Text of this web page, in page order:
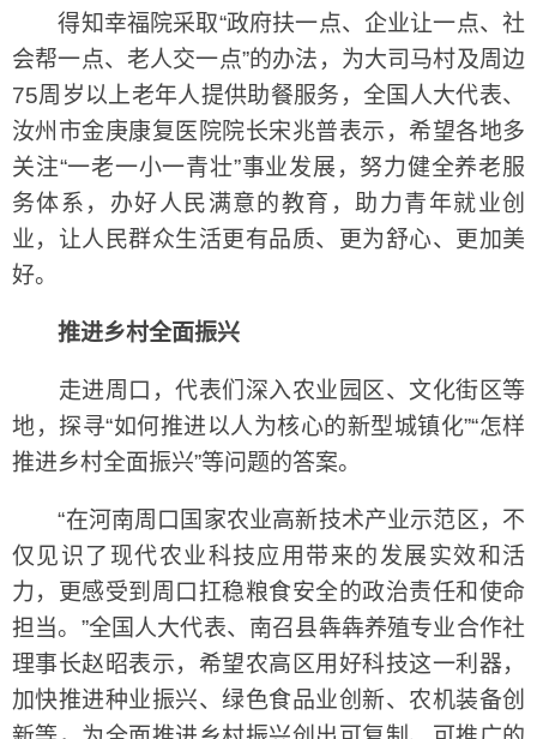
得知幸福院采取“政府扶一点、企业让一点、社
会帮一点、老人交一点”的办法，为大司马村及周边
75周岁以上老年人提供助餐服务，全国人大代表、
汝州市金庚康复医院院长宋兆普表示，希望各地多
关注“一老一小一青壮”事业发展，努力健全养老服
务体系，办好人民满意的教育，助力青年就业创
业，让人民群众生活更有品质、更为舒心、更加美
好。
推进乡村全面振兴
走进周口，代表们深入农业园区、文化街区等
地，探寻“如何推进以人为核心的新型城镇化”“怎样
推进乡村全面振兴”等问题的答案。
“在河南周口国家农业高新技术产业示范区，不
仅见识了现代农业科技应用带来的发展实效和活
力，更感受到周口扛稳粮食安全的政治责任和使命
担当。”全国人大代表、南召县犇犇养殖专业合作社
理事长赵昭表示，希望农高区用好科技这一利器，
加快推进种业振兴、绿色食品业创新、农机装备创